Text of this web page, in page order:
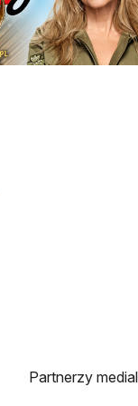
Partnerzy